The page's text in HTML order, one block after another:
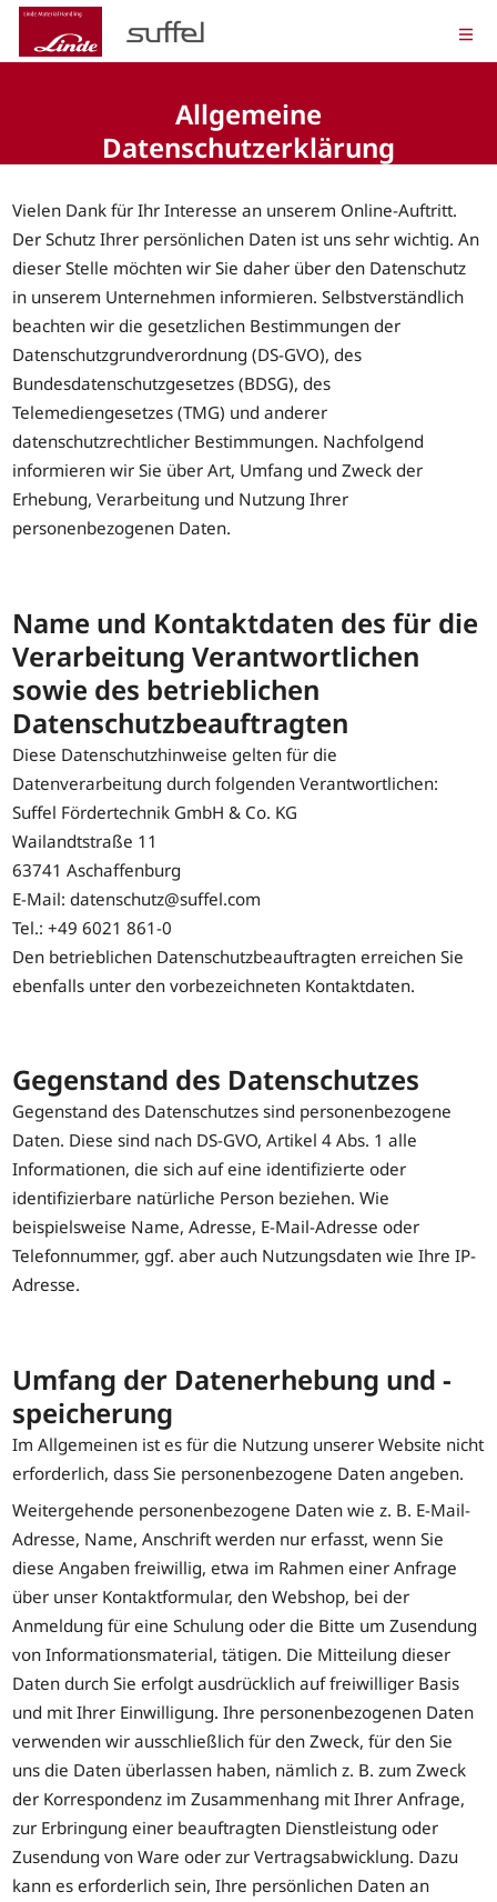
Allgemeine
Datenschutzerklärung
Vielen Dank für Ihr Interesse an unserem Online-Auftritt.
Der Schutz Ihrer persönlichen Daten ist uns sehr wichtig. An
dieser Stelle möchten wir Sie daher über den Datenschutz
in unserem Unternehmen informieren. Selbstverständlich
beachten wir die gesetzlichen Bestimmungen der
Datenschutzgrundverordnung (DS-GVO), des
Bundesdatenschutzgesetzes (BDSG), des
Telemediengesetzes (TMG) und anderer
datenschutzrechtlicher Bestimmungen. Nachfolgend
informieren wir Sie über Art, Umfang und Zweck der
Erhebung, Verarbeitung und Nutzung Ihrer
personenbezogenen Daten.
Name und Kontaktdaten des für die
Verarbeitung Verantwortlichen
sowie des betrieblichen
Datenschutzbeauftragten
Diese Datenschutzhinweise gelten für die
Datenverarbeitung durch folgenden Verantwortlichen:
Suffel Fördertechnik GmbH & Co. KG
Wailandtstraße 11
63741 Aschaffenburg
E-Mail: datenschutz@suffel.com
Tel.: +49 6021 861-0
Den betrieblichen Datenschutzbeauftragten erreichen Sie
ebenfalls unter den vorbezeichneten Kontaktdaten.
Gegenstand des Datenschutzes
Gegenstand des Datenschutzes sind personenbezogene
Daten. Diese sind nach DS-GVO, Artikel 4 Abs. 1 alle
Informationen, die sich auf eine identifizierte oder
identifizierbare natürliche Person beziehen. Wie
beispielsweise Name, Adresse, E-Mail-Adresse oder
Telefonnummer, ggf. aber auch Nutzungsdaten wie Ihre IP-
Adresse.
Umfang der Datenerhebung und -
speicherung
Im Allgemeinen ist es für die Nutzung unserer Website nicht
erforderlich, dass Sie personenbezogene Daten angeben.
Weitergehende personenbezogene Daten wie z. B. E-Mail-
Adresse, Name, Anschrift werden nur erfasst, wenn Sie
diese Angaben freiwillig, etwa im Rahmen einer Anfrage
über unser Kontaktformular, den Webshop, bei der
Anmeldung für eine Schulung oder die Bitte um Zusendung
von Informationsmaterial, tätigen. Die Mitteilung dieser
Daten durch Sie erfolgt ausdrücklich auf freiwilliger Basis
und mit Ihrer Einwilligung. Ihre personenbezogenen Daten
verwenden wir ausschließlich für den Zweck, für den Sie
uns die Daten überlassen haben, nämlich z. B. zum Zweck
der Korrespondenz im Zusammenhang mit Ihrer Anfrage,
zur Erbringung einer beauftragten Dienstleistung oder
Zusendung von Ware oder zur Vertragsabwicklung. Dazu
kann es erforderlich sein, Ihre persönlichen Daten an